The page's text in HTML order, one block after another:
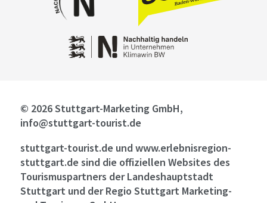
© 2026 Stuttgart-Marketing GmbH,
info@stuttgart-tourist.de
stuttgart-tourist.de und www.erlebnisregion-
stuttgart.de sind die offiziellen Websites des
Tourismuspartners der Landeshauptstadt
Stuttgart und der Regio Stuttgart Marketing-